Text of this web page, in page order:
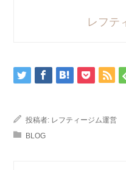
レフテ
投稿者: レフティージム運営
BLOG